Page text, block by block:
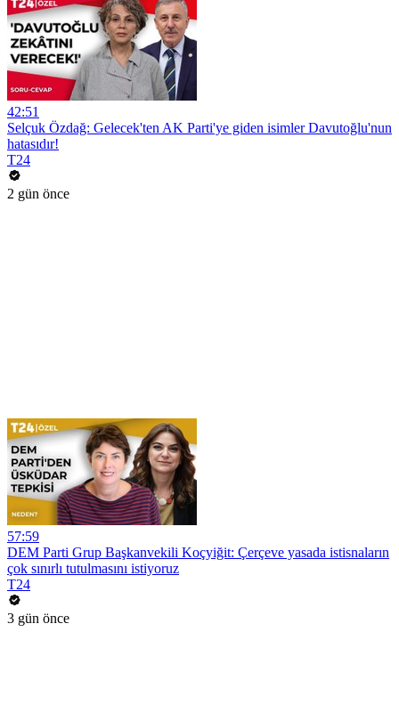
42:51
Selçuk Özdağ: Gelecek'ten AK Parti'ye giden isimler Davutoğlu'nun
hatasıdır!
T24
2 gün önce
57:59
DEM Parti Grup Başkanvekili Koçyiğit: Çerçeve yasada istisnaların
çok sınırlı tutulmasını istiyoruz
T24
3 gün önce